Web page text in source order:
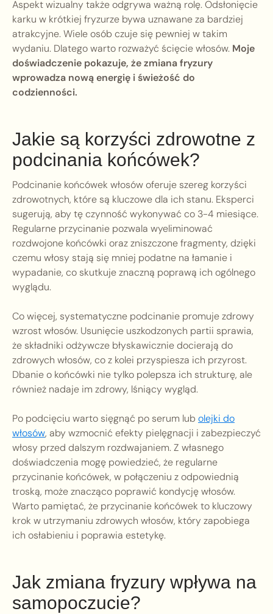
Aspekt wizualny także odgrywa ważną rolę. Odsłonięcie
karku w krótkiej fryzurze bywa uznawane za bardziej
atrakcyjne. Wiele osób czuje się pewniej w takim
wydaniu. Dlatego warto rozważyć ścięcie włosów. Moje
doświadczenie pokazuje, że zmiana fryzury
wprowadza nową energię i świeżość do
codzienności.
Jakie są korzyści zdrowotne z
podcinania końcówek?
Podcinanie końcówek włosów oferuje szereg korzyści
zdrowotnych, które są kluczowe dla ich stanu. Eksperci
sugerują, aby tę czynność wykonywać co 3-4 miesiące.
Regularne przycinanie pozwala wyeliminować
rozdwojone końcówki oraz zniszczone fragmenty, dzięki
czemu włosy stają się mniej podatne na łamanie i
wypadanie, co skutkuje znaczną poprawą ich ogólnego
wyglądu.
Co więcej, systematyczne podcinanie promuje zdrowy
wzrost włosów. Usunięcie uszkodzonych partii sprawia,
że składniki odżywcze błyskawicznie docierają do
zdrowych włosów, co z kolei przyspiesza ich przyrost.
Dbanie o końcówki nie tylko polepsza ich strukturę, ale
również nadaje im zdrowy, lśniący wygląd.
Po podcięciu warto sięgnąć po serum lub olejki do
włosów, aby wzmocnić efekty pielęgnacji i zabezpieczyć
włosy przed dalszym rozdwajaniem. Z własnego
doświadczenia mogę powiedzieć, że regularne
przycinanie końcówek, w połączeniu z odpowiednią
troską, może znacząco poprawić kondycję włosów.
Warto pamiętać, że przycinanie końcówek to kluczowy
krok w utrzymaniu zdrowych włosów, który zapobiega
ich osłabieniu i poprawia estetykę.
Jak zmiana fryzury wpływa na
samopoczucie?